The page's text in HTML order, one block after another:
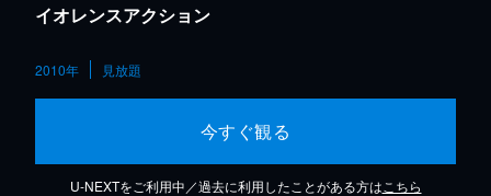
イオレンスアクション
2010年 見放題
今すぐ観る
U-NEXTをご利用中／過去に利用したことがある方は こちら